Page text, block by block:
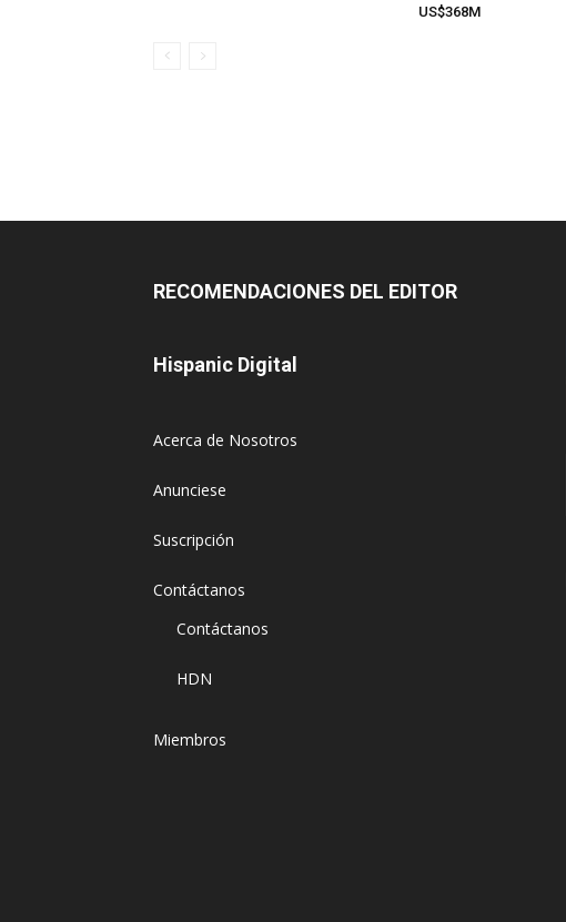
US$368M
RECOMENDACIONES DEL EDITOR
Hispanic Digital
Acerca de Nosotros
Anunciese
Suscripción
Contáctanos
Contáctanos
HDN
Miembros